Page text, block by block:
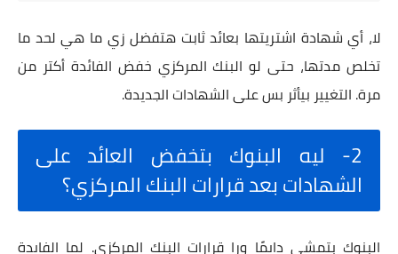
لا، أي شهادة اشتريتها بعائد ثابت هتفضل زي ما هي لحد ما
تخلص مدتها، حتى لو البنك المركزي خفض الفائدة أكتر من
مرة. التغيير بيأثر بس على الشهادات الجديدة.
2- ليه البنوك بتخفض العائد على
الشهادات بعد قرارات البنك المركزي؟
البنوك بتمشي دايمًا ورا قرارات البنك المركزي. لما الفايدة